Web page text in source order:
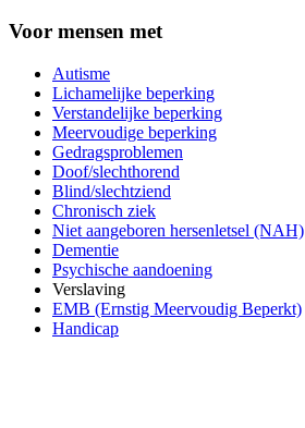
Voor mensen met
Autisme
Lichamelijke beperking
Verstandelijke beperking
Meervoudige beperking
Gedragsproblemen
Doof/slechthorend
Blind/slechtziend
Chronisch ziek
Niet aangeboren hersenletsel (NAH)
Dementie
Psychische aandoening
Verslaving
EMB (Ernstig Meervoudig Beperkt)
Handicap